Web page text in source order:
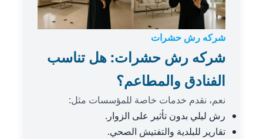
شركه رش حشرات
شركه رش حشرات: هل تناسب
الفنادق والمطاعم؟
نعم، نقدم خدمات خاصة للمؤسسات مثل:
رش ليلي بدون تأثير على الزوار.
تقارير للبلدية والتفتيش الصحي.